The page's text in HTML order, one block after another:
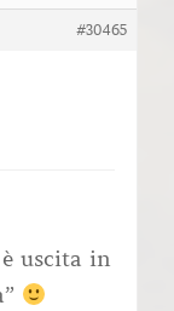
#30465
uscita in